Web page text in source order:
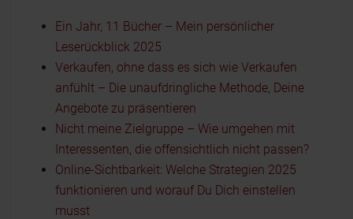
Ein Jahr, 11 Bücher – Mein persönlicher
Leserückblick 2025
Verkaufen, ohne dass es sich wie Verkaufen
anfühlt – Die unaufdringliche Methode, Deine
Angebote zu präsentieren
Nicht meine Zielgruppe – Wie umgehen mit
Interessenten, die offensichtlich nicht passen?
Online-Sichtbarkeit: Welche Strategien 2025
funktionieren und worauf Du Dich einstellen
musst